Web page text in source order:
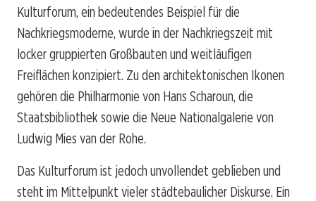
Kulturforum, ein bedeutendes Beispiel für die
Nachkriegsmoderne, wurde in der Nachkriegszeit mit
locker gruppierten Großbauten und weitläufigen
Freiflächen konzipiert. Zu den architektonischen Ikonen
gehören die Philharmonie von Hans Scharoun, die
Staatsbibliothek sowie die Neue Nationalgalerie von
Ludwig Mies van der Rohe.
Das Kulturforum ist jedoch unvollendet geblieben und
steht im Mittelpunkt vieler städtebaulicher Diskurse. Ein